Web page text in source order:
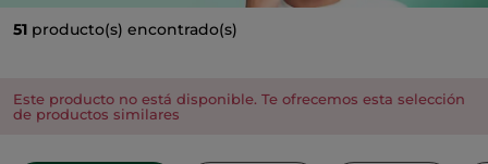
51 producto(s) encontrado(s)
Este producto no está disponible. Te ofrecemos esta selección
de productos similares